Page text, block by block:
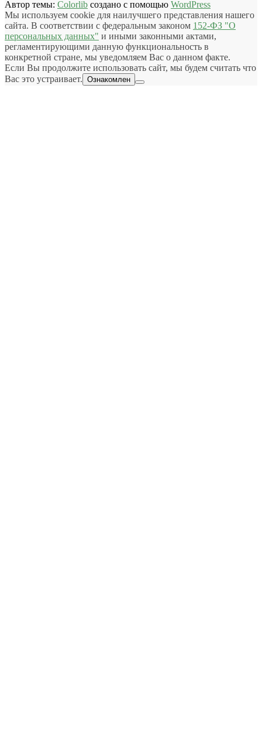
Автор темы: Colorlib создано с помощью WordPress
Мы используем cookie для наилучшего представления нашего
сайта. В соответствии с федеральным законом 152-ФЗ "О
персональных данных" и иными законными актами,
регламентирующими данную функциональность в
конкретной стране, мы уведомляем Вас о данном факте.
Если Вы продолжите использовать сайт, мы будем считать что
Вас это устраивает. Ознакомлен